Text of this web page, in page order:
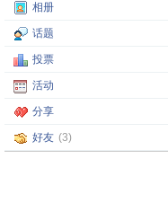
相册
话题
投票
活动
分享
好友 (3)